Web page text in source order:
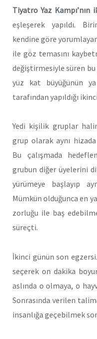
Tiyatro Yaz Kampı’nın
eşleşerek yapıldı.
kendine göre
ile göz temasını
değiştirmesiyle süren bu
yüz kat büyüğünün
tarafından yapıldığı
Yedi kişilik gruplar
grup olarak aynı
Bu çalışmada
grubun diğer üyelerini
yürümeye başlayıp
Mümkün olduğunca en
zorluğu ile baş
süreçti.
İkinci günün son
seçerek on dakika
aslında o olmaya, o
Sonrasında verilen
insanlığa geçebilmek